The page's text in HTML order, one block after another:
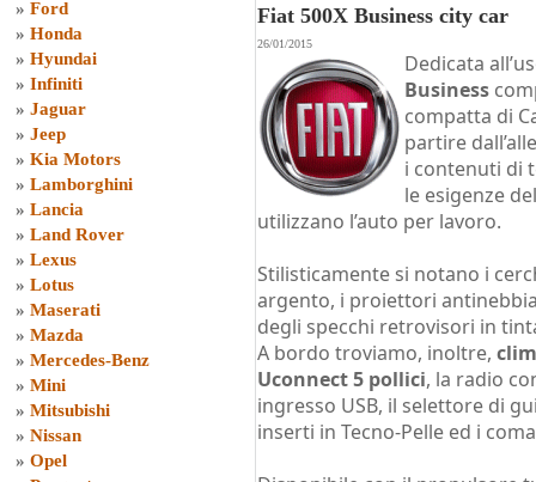
» Ford
» Honda
» Hyundai
» Infiniti
» Jaguar
» Jeep
» Kia Motors
» Lamborghini
» Lancia
» Land Rover
» Lexus
» Lotus
» Maserati
» Mazda
» Mercedes-Benz
» Mini
» Mitsubishi
» Nissan
» Opel
Fiat 500X Business city car
26/01/2015
Dedicata
Business
compatta di
partire
i contenuti di
le esigenze
utilizzano l’auto per lavoro.
Stilisticamente si notano i
argento, i proiettori
degli specchi retrovisori in
A bordo troviamo, inoltre,
Uconnect 5 pollici, la radio
ingresso USB, il selettore di
inserti in Tecno-Pelle ed i